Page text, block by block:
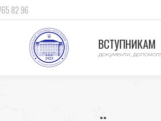
82 96
ВСТУПНИКАМ
документи,